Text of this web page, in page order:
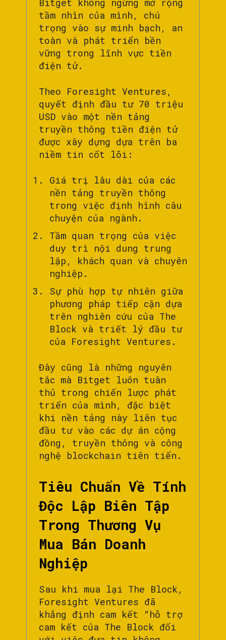
Bitget không ngừng mở rộng
tầm nhìn của mình, chú
trọng vào sự minh bạch, an
toàn và phát triển bền
vững trong lĩnh vực tiền
điện tử.
Theo Foresight Ventures,
quyết định đầu tư 70 triệu
USD vào một nền tảng
truyền thông tiền điện tử
được xây dựng dựa trên ba
niềm tin cốt lõi:
Giá trị lâu dài của các
nền tảng truyền thông
trong việc định hình câu
chuyện của ngành.
Tầm quan trọng của việc
duy trì nội dung trung
lập, khách quan và chuyên
nghiệp.
Sự phù hợp tự nhiên giữa
phương pháp tiếp cận dựa
trên nghiên cứu của The
Block và triết lý đầu tư
của Foresight Ventures.
Đây cũng là những nguyên
tắc mà Bitget luôn tuân
thủ trong chiến lược phát
triển của mình, đặc biệt
khi nền tảng này liên tục
đầu tư vào các dự án cộng
đồng, truyền thông và công
nghệ blockchain tiên tiến.
Tiêu Chuẩn Về Tính
Độc Lập Biên Tập
Trong Thương Vụ
Mua Bán Doanh
Nghiệp
Sau khi mua lại The Block,
Foresight Ventures đã
khẳng định cam kết “hỗ trợ
cam kết của The Block đối